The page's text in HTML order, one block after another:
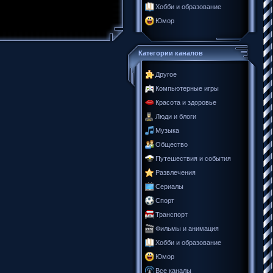
Хобби и образование
Юмор
Категории каналов
Другое
Компьютерные игры
Красота и здоровье
Люди и блоги
Музыка
Общество
Путешествия и события
Развлечения
Сериалы
Спорт
Транспорт
Фильмы и анимация
Хобби и образование
Юмор
Все каналы